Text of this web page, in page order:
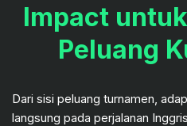
Impact
Peluang
Dari sisi peluang turnamen,
langsung pada perjalanan